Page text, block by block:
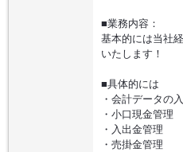
■業務内容：
基本的には当社
いたします！
■具体的には
・会計データ
・小口現金管理
・入出金管理
・売掛金管理